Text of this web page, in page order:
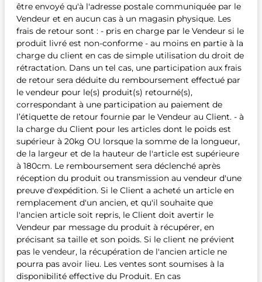
être envoyé qu'à l'adresse postale communiquée par le
Vendeur et en aucun cas à un magasin physique. Les
frais de retour sont : - pris en charge par le Vendeur si le
produit livré est non-conforme - au moins en partie à la
charge du client en cas de simple utilisation du droit de
rétractation. Dans un tel cas, une participation aux frais
de retour sera déduite du remboursement effectué par
le vendeur pour le(s) produit(s) retourné(s),
correspondant à une participation au paiement de
l’étiquette de retour fournie par le Vendeur au Client. - à
la charge du Client pour les articles dont le poids est
supérieur à 20kg OU lorsque la somme de la longueur,
de la largeur et de la hauteur de l'article est supérieure
à 180cm. Le remboursement sera déclenché après
réception du produit ou transmission au vendeur d'une
preuve d'expédition. Si le Client a acheté un article en
remplacement d'un ancien, et qu'il souhaite que
l'ancien article soit repris, le Client doit avertir le
Vendeur par message du produit à récupérer, en
précisant sa taille et son poids. Si le client ne prévient
pas le vendeur, la récupération de l'ancien article ne
pourra pas avoir lieu. Les ventes sont soumises à la
disponibilité effective du Produit. En cas